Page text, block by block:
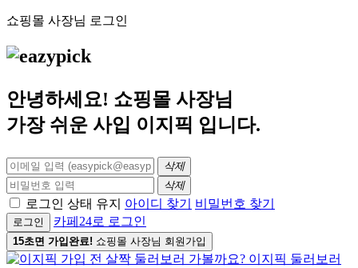
쇼핑몰 사장님 로그인
안녕하세요! 쇼핑몰 사장님
가장 쉬운 사입 이지픽 입니다.
삭제
삭제
로그인 상태 유지 아이디 찾기 비밀번호 찾기
로그인 카페24로 로그인
15초면 가입완료! 쇼핑몰 사장님 회원가입